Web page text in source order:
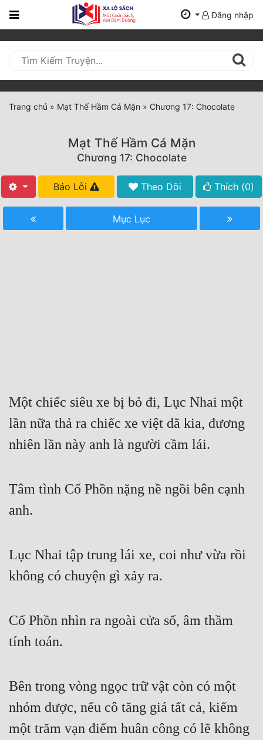
Trang
Mới
Cập
Nhật
(current)
Tất Cả
Truyện ngắn
Xa Lộ Dịch
Cạnh Kỹ
Cổ Tiên Hiệp
Du Hí
Dã Sử
Dị Năng
Huyền Huyễn
Đăng nhập
Trang chủ » Mạt Thế Hầm Cá Mặn » Chương 17: Chocolate
Mạt Thế Hầm Cá Mặn
Chương 17: Chocolate
Báo Lỗi Theo Dõi Thích (0)
Mục Lục
Một chiếc siêu xe bị bỏ đi, Lục Nhai một
lần nữa thả ra chiếc xe việt dã kia, đương
nhiên lần này anh là người cầm lái.
Tâm tình Cố Phồn nặng nề ngồi bên cạnh
anh.
Lục Nhai tập trung lái xe, coi như vừa rồi
không có chuyện gì xảy ra.
Cố Phồn nhìn ra ngoài cửa sổ, âm thầm
tính toán.
Bên trong vòng ngọc trữ vật còn có một
nhóm dược, nếu cô tăng giá tất cả, kiếm
một trăm vạn điểm huân công có lẽ không